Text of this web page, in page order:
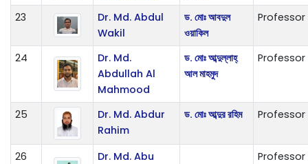
23
Dr. Md. Abdul
Wakil
ড. মোঃ আবদুল
ওয়াকিল
Professor
24
Dr. Md.
Abdullah Al
Mahmood
ড. মোঃ আব্দুল্লাহ্
আল মাহমুদ
Professor
25
Dr. Md. Abdur
Rahim
ড. মোঃ আব্দুর রহিম Professor
26
Dr. Md. Abu
Professor